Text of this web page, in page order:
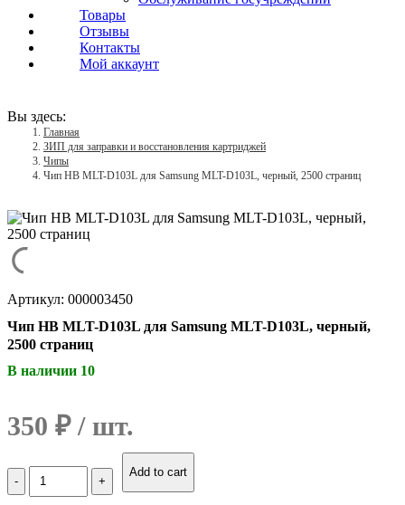
Товары
Отзывы
Контакты
Мой аккаунт
Вы здесь:
Главная
ЗИП для заправки и восстановления картриджей
Чипы
Чип HB MLT-D103L для Samsung MLT-D103L, черный, 2500 страниц
Артикул: 000003450
Чип HB MLT-D103L для Samsung MLT-D103L, черный,
2500 страниц
В наличии 10
350 ₽
Количество
Чип
Add to cart